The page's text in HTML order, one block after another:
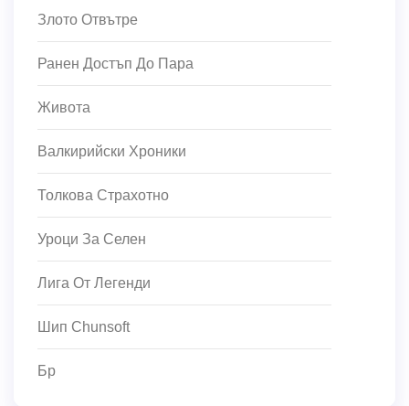
Злото Отвътре
Ранен Достъп До Пара
Живота
Валкирийски Хроники
Толкова Страхотно
Уроци За Селен
Лига От Легенди
Шип Chunsoft
Бр